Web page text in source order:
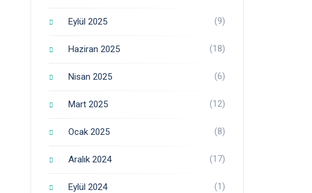
Eylül 2025 (9)
Haziran 2025 (18)
Nisan 2025 (6)
Mart 2025 (12)
Ocak 2025 (8)
Aralık 2024 (17)
Eylül 2024 (1)